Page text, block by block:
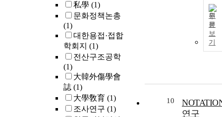
私學 (1)
문화정책논총
(1)
대한용접·접합
학회지 (1)
전산구조공학
(1)
大韓外傷學會
誌 (1)
大學敎育 (1)
조사연구 (1)
원
문
보
기
10
연구